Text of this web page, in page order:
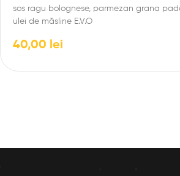
sos ragu bolognese, parmezan grana
ulei de măsline E.V.O
40,00 lei